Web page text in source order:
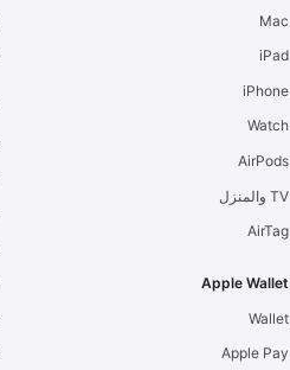
r
e
Mac
iPad
iPhone
Watch
AirPods
TV والمنزل
AirTag
Apple Wallet
Wallet
Apple Pay